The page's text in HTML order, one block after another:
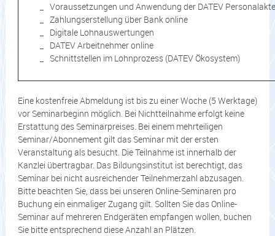
Voraussetzungen und Anwendung der DATEV Personalakte
Zahlungserstellung über Bank online
Digitale Lohnauswertungen
DATEV Arbeitnehmer online
Schnittstellen im Lohnprozess (DATEV Ökosystem)
Eine kostenfreie Abmeldung ist bis zu einer Woche (5 Werktage)
vor Seminarbeginn möglich. Bei Nichtteilnahme erfolgt keine
Erstattung des Seminarpreises. Bei einem mehrteiligen
Seminar/Abonnement gilt das Seminar mit der ersten
Veranstaltung als besucht. Die Teilnahme ist innerhalb der
Kanzlei übertragbar. Das Bildungsinstitut ist berechtigt, das
Seminar bei nicht ausreichender Teilnehmerzahl abzusagen.
Bitte beachten Sie, dass bei unseren Online-Seminaren pro
Buchung ein einmaliger Zugang gilt. Sollten Sie das Online-
Seminar auf mehreren Endgeräten empfangen wollen, buchen
Sie bitte entsprechend diese Anzahl an Plätzen.